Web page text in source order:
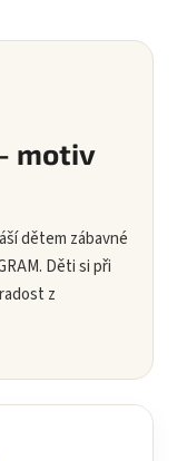
motiv
dětem zábavné
Děti si při
z